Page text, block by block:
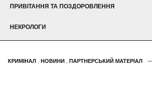
ПРИВІТАННЯ ТА ПОЗДОРОВЛЕННЯ
НЕКРОЛОГИ
КРИМІНАЛ НОВИНИ ПАРТНЕРСЬКИЙ МАТЕРІАЛ